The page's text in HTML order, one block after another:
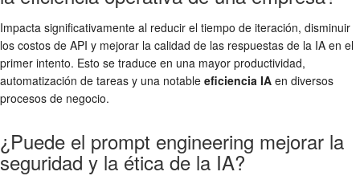
Impacta significativamente al reducir el tiempo de iteración, disminuir
los costos de API y mejorar la calidad de las respuestas de la IA en el
primer intento. Esto se traduce en una mayor productividad,
automatización de tareas y una notable eficiencia IA en diversos
procesos de negocio.
¿Puede el prompt engineering mejorar la
seguridad y la ética de la IA?